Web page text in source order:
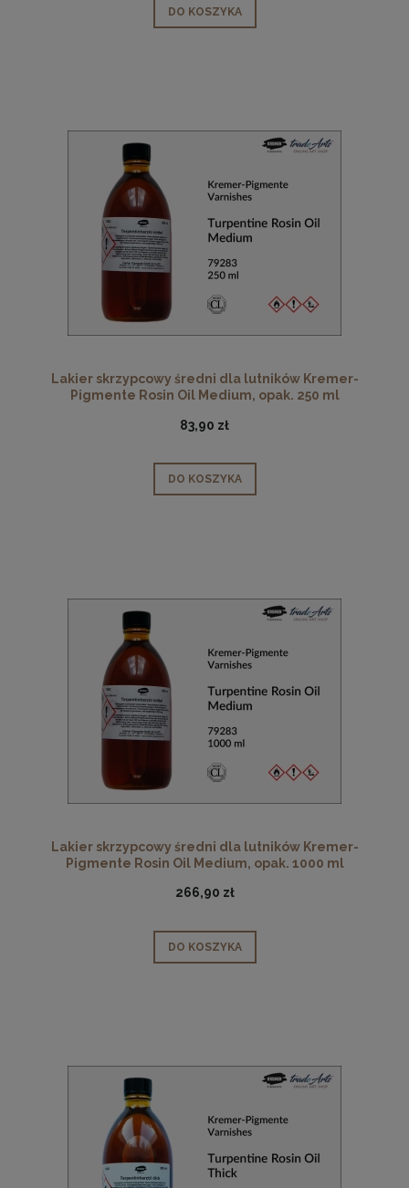
DO KOSZYKA
Lakier skrzypcowy średni dla lutników Kremer-
Pigmente Rosin Oil Medium, opak. 250 ml
83,90 zł
DO KOSZYKA
Lakier skrzypcowy średni dla lutników Kremer-
Pigmente Rosin Oil Medium, opak. 1000 ml
266,90 zł
DO KOSZYKA